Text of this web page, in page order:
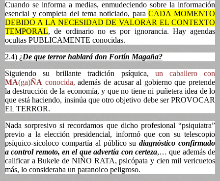
Cuando se informa a medias, enmudeciendo sobre la información
esencial y completa del tema noticiado, paraCADA MOMENTO
DEBIDO A LA NECESIDAD DE VALORAR EL CONTEXTO
TEMPORAL, de ordinario no es por ignorancia. Hay agendas
ocultas PUBLICAMENTE conocidas.
2.4) ¿De que terror hablará don Fortín Magaña?
Siguiendo su brillante tradición psíquica, un caballero con
MA(ga)ÑA conocida, además de acusar al gobierno que pretende
la destrucción de la economía, y que no tiene ni puñetera idea de lo
que está haciendo, insinúa que otro objetivo debe ser PROVOCAR
EL TERROR.
Nada sorpresivo si recordamos que dicho profesional “psiquiatra”
previo a la elección presidencial, informó que con su telescopio
psíquico-sicoloco compartía al público sudiagnóstico confirmado
a control remoto, en el que advertía con certeza,… que además de
calificar a Bukele de NIÑO RATA, psicópata y cien mil vericuetos
más, lo consideraba un paranoico peligroso.